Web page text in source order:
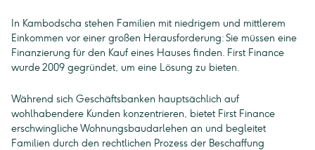
In Kambodscha stehen Familien mit niedrigem und mittlerem
Einkommen vor einer großen Herausforderung: Sie müssen eine
Finanzierung für den Kauf eines Hauses finden. First Finance
wurde 2009 gegründet, um eine Lösung zu bieten.
Während sich Geschäftsbanken hauptsächlich auf
wohlhabendere Kunden konzentrieren, bietet First Finance
erschwingliche Wohnungsbaudarlehen an und begleitet
Familien durch den rechtlichen Prozess der Beschaffung